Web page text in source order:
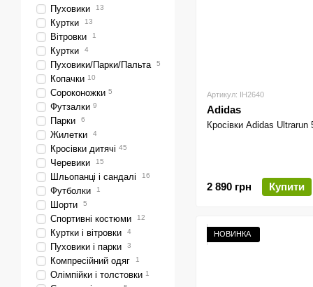
Артикул: IH2640
Adidas
Кросівки Adidas Ultrarun
2 890 грн Купити
НОВИНКА
Пуховики 13
Куртки 13
Вітровки 1
Куртки 4
Пуховики/Парки/Пальта 5
Копачки 10
Сороконожки 5
Футзалки 9
Парки 6
Жилетки 4
Кросівки дитячі 45
Черевики 15
Шльопанці і сандалі 16
Футболки 1
Шорти 5
Спортивні костюми 12
Куртки і вітровки 4
Пуховики і парки 3
Компресійний одяг 1
Олімпійки і толстовки 1